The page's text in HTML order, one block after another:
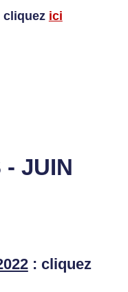
ici
JUIN
: cliquez